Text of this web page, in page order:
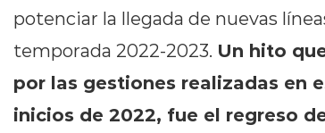
potenciar la llegada de nuevas
temporada 2022-2023. Un hito
por las gestiones realizadas en
inicios de 2022, fue el regreso